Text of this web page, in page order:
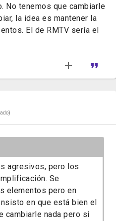
No tenemos que cambiarle
la idea es mantener la
El de RMTV sería el
agresivos, pero los
Se
elementos pero en
en que está bien el
cambiarle nada pero si